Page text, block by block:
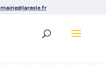
mairie@lareole.fr